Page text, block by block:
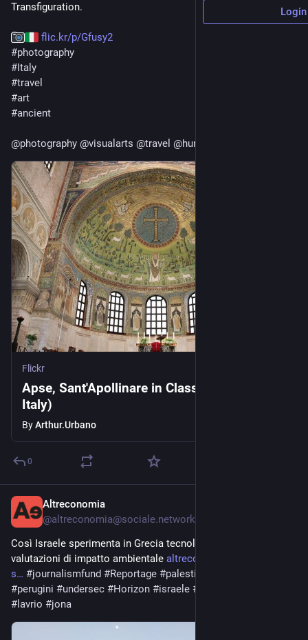
Transfiguration.
flic.kr/p/Gfusy2
#photography
#Italy
#travel
#art
#ancient
@photography @visualarts @travel @humanities
Flickr
Apse, Sant'Apollinare in Classe (Ravenna,
Italy)
ByArthur.Urbano
0
Altreconomia
@altreconomia@sociale.network
Così Israele sperimenta in Grecia tecnologie militari senza
valutazioni di impatto ambientale altreconomia.it/cosi-israele-
s
#journalismfund #Reportage #palestina
#perugini #undersec #Horizon #israele #
# lavrio #jona
Login